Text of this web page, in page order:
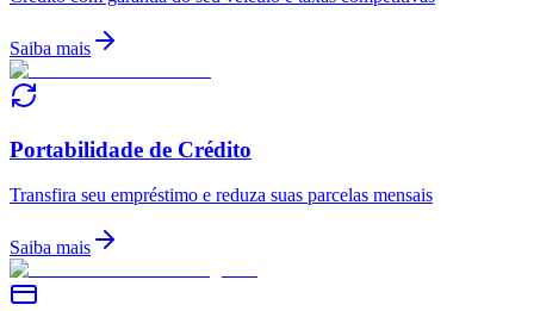
Saiba mais
Portabilidade de Crédito
Transfira seu empréstimo e reduza suas parcelas mensais
Saiba mais